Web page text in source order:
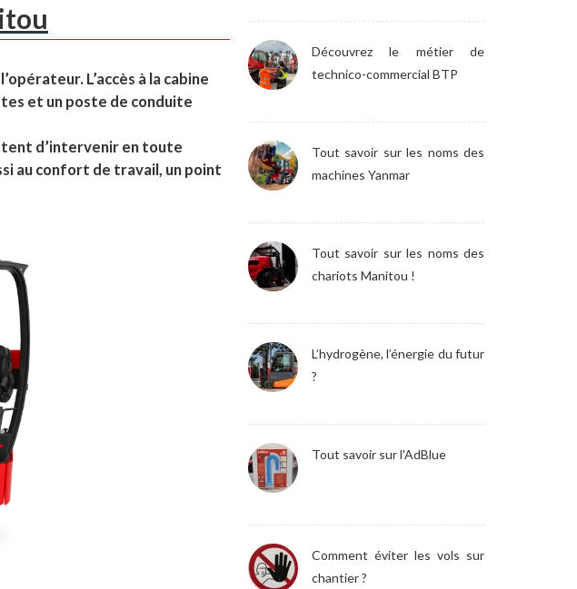
L’accès à la cabine
et un poste de conduite
d’intervenir en toute
au confort de travail, un point
Découvrez le métier de
technico-commercial BTP
Tout savoir sur les noms des
machines Yanmar
Tout savoir sur les noms des
chariots Manitou !
L’hydrogène, l’énergie du futur
?
Tout savoir sur l'AdBlue
Comment éviter les vols sur
chantier ?